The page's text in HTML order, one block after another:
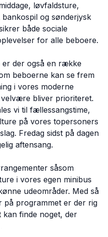
løvfaldsture,
og sønderjysk
både sociale
for alle beboere.
er der også en række
beboerne kan se frem
i vores moderne
bliver prioriteret.
vi til fællessangstime,
på vores topersoners
Fredag sidst på dagen
aftensang.
såsom
i vores egen minibus
udeområder. Med så
på programmet er der rig
finde noget, der